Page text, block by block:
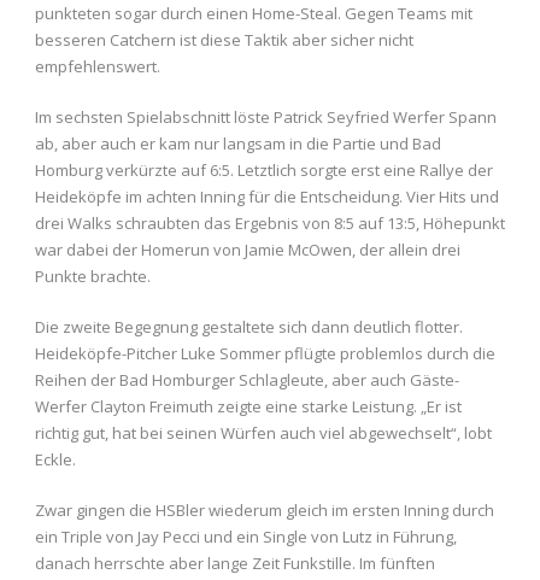
punkteten sogar durch einen Home-Steal. Gegen Teams mit
besseren Catchern ist diese Taktik aber sicher nicht
empfehlenswert.
Im sechsten Spielabschnitt löste Patrick Seyfried Werfer Spann
ab, aber auch er kam nur langsam in die Partie und Bad
Homburg verkürzte auf 6:5. Letztlich sorgte erst eine Rallye der
Heideköpfe im achten Inning für die Entscheidung. Vier Hits und
drei Walks schraubten das Ergebnis von 8:5 auf 13:5, Höhepunkt
war dabei der Homerun von Jamie McOwen, der allein drei
Punkte brachte.
Die zweite Begegnung gestaltete sich dann deutlich flotter.
Heideköpfe-Pitcher Luke Sommer pflügte problemlos durch die
Reihen der Bad Homburger Schlagleute, aber auch Gäste-
Werfer Clayton Freimuth zeigte eine starke Leistung. „Er ist
richtig gut, hat bei seinen Würfen auch viel abgewechselt“, lobt
Eckle.
Zwar gingen die HSBler wiederum gleich im ersten Inning durch
ein Triple von Jay Pecci und ein Single von Lutz in Führung,
danach herrschte aber lange Zeit Funkstille. Im fünften